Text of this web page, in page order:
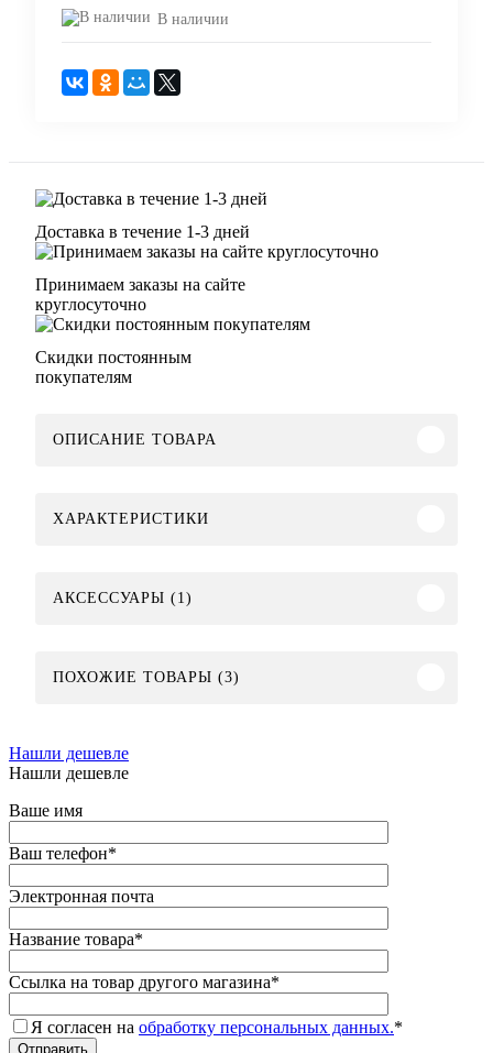
В наличии
Доставка в течение 1-3 дней
Принимаем заказы на сайте
круглосуточно
Скидки постоянным
покупателям
ОПИСАНИЕ ТОВАРА
ХАРАКТЕРИСТИКИ
АКСЕССУАРЫ (1)
ПОХОЖИЕ ТОВАРЫ (3)
Нашли дешевле
Нашли дешевле
Ваше имя
Ваш телефон*
Электронная почта
Название товара*
Ссылка на товар другого магазина*
Я согласен на обработку персональных данных.*